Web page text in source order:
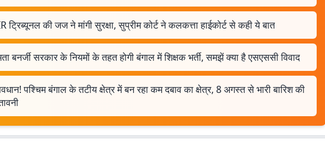
ट्रिब्यूनल की जज ने मांगी सुरक्षा, सुप्रीम कोर्ट ने कलकत्ता हाईकोर्ट से कही ये बात
बनर्जी सरकार के नियमों के तहत होगी बंगाल में शिक्षक भर्ती, समझें क्या है एसएससी विवाद
पश्चिम बंगाल के तटीय क्षेत्र में बन रहा कम दबाव का क्षेत्र, 8 अगस्त से भारी बारिश की